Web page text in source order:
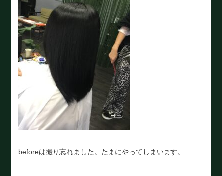
beforeは撮り忘れました。たまにやってしまいます。